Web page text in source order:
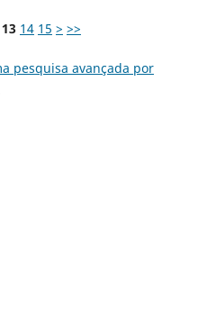
13 14 15 > >>
pesquisa avançada por